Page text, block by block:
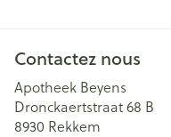
Contactez nous
Apotheek Beyens
Dronckaertstraat 68 B
8930 Rekkem